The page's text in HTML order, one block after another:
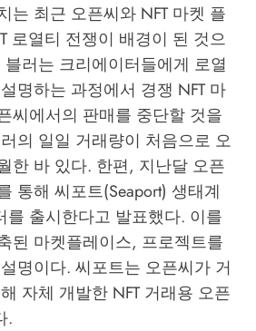
는 최근 오픈씨와 NFT 마켓 플
로열티 전쟁이 배경이 된 것으
러는 크리에이터들에게 로열
명하는 과정에서 경쟁 NFT 마
씨에서의 판매를 중단할 것을
의 일일 거래량이 처음으로 오
한 바 있다. 한편, 지난달 오픈
통해 씨포트(Seaport) 생태계
를 출시한다고 발표했다. 이를
된 마켓플레이스, 프로젝트를
명이다. 씨포트는 오픈씨가 거
자체 개발한 NFT 거래용 오픈
.